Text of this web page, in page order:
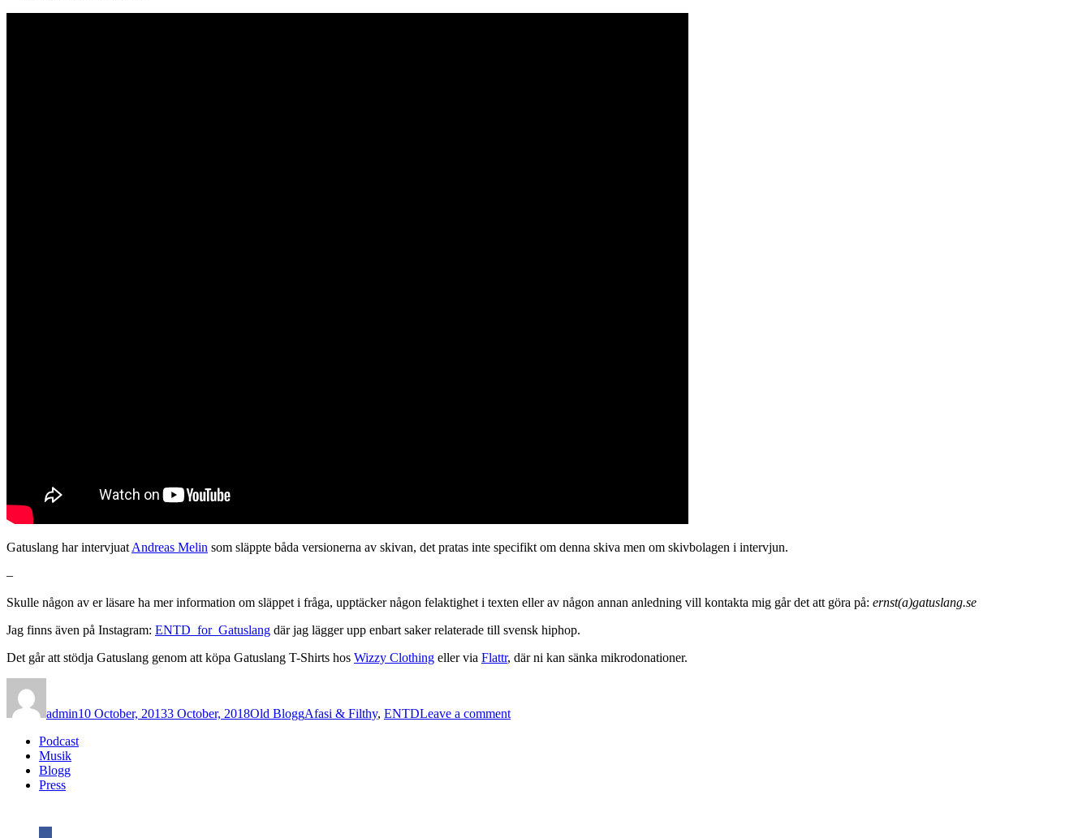
Gatuslang har intervjuat Andreas Melin som släppte båda versionerna av skivan, det pratas inte specifikt om denna skiva men om skivbolagen i intervjun.
–
Skulle någon av er läsare ha mer information om släppet i fråga, upptäcker någon felaktighet i texten eller av någon annan anledning vill kontakta mig går det att göra på: ernst(a)gatuslang.se
Jag finns även på Instagram: ENTD_for_Gatuslang där jag lägger upp enbart saker relaterade till svensk hiphop.
Det går att stödja Gatuslang genom att köpa Gatuslang T-Shirts hos Wizzy Clothing eller via Flattr, där ni kan sänka mikrodonationer.
admin10 October, 20133 October, 2018Old BloggAfasi & Filthy, ENTDLeave a comment21:
Podcast
Musik
Blogg
Press